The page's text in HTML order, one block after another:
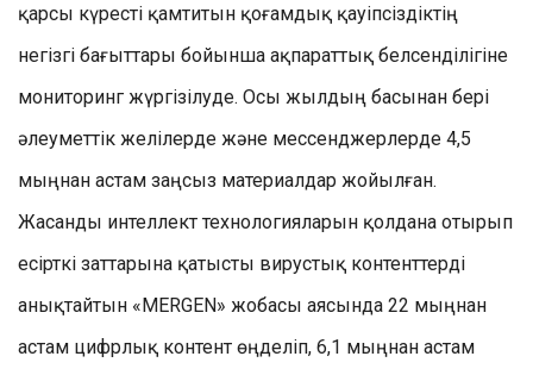
қарсы күресті қамтитын қоғамдық қауіпсіздіктің
негізгі бағыттары бойынша ақпараттық белсенділігіне
мониторинг жүргізілуде. Осы жылдың басынан бері
әлеуметтік желілерде және мессенджерлерде 4,5
мыңнан астам заңсыз материалдар жойылған.
Жасанды интеллект технологияларын қолдана отырып
есірткі заттарына қатысты вирустық контенттерді
анықтайтын «MERGEN» жобасы аясында 22 мыңнан
астам цифрлық контент өңделіп, 6,1 мыңнан астам